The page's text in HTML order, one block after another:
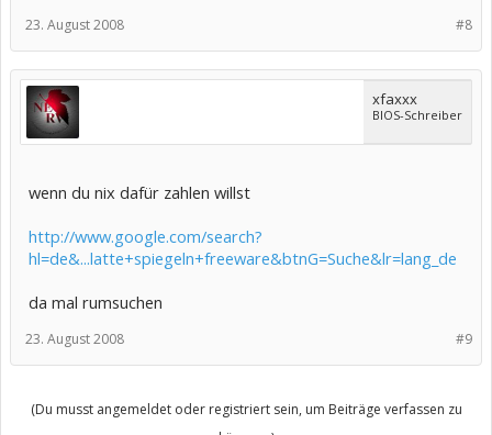
#8
23. August 2008
xfaxxx
BIOS-Schreiber
wenn du nix dafür zahlen willst
http://www.google.com/search?
hl=de&...latte+spiegeln+freeware&btnG=Suche&lr=lang_de
da mal rumsuchen
#9
23. August 2008
(Du musst angemeldet oder registriert sein, um Beiträge verfassen zu